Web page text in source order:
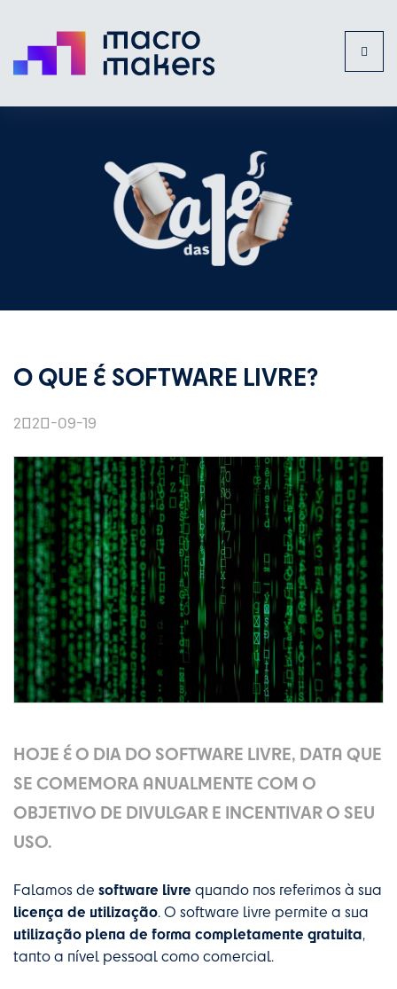
Toggle
O QUE É SOFTWARE LIVRE?
2020-09-19
HOJE É O DIA DO SOFTWARE LIVRE, DATA QUE
SE COMEMORA ANUALMENTE COM O
OBJETIVO DE DIVULGAR E INCENTIVAR O SEU
USO.
Falamos de software livre quando nos referimos à sua
licença de utilização. O software livre permite a sua
utilização plena de forma completamente gratuita,
tanto a nível pessoal como comercial.